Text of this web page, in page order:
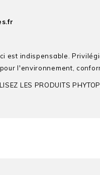
est indispensable.
l'environnement,
LES PRODUITS